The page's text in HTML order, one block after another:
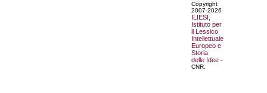
Copyright
2007-2026
ILIESI,
Istituto per
il Lessico
Intellettuale
Europeo e
Storia
delle Idee -
CNR.